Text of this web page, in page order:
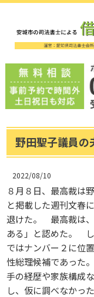
野田聖子議員の
2022/08/10
８月８日、最高裁は
と掲載した週刊文春
退けた。 最高裁は
ある」と認めた。
ではナンバー２に位
性総理候補であった
手の経歴や家族構成
し、仮に調べなかっ